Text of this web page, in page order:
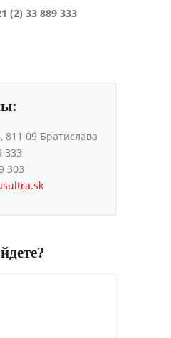
(2) 33 889 333
811 09 Братислава
333
303